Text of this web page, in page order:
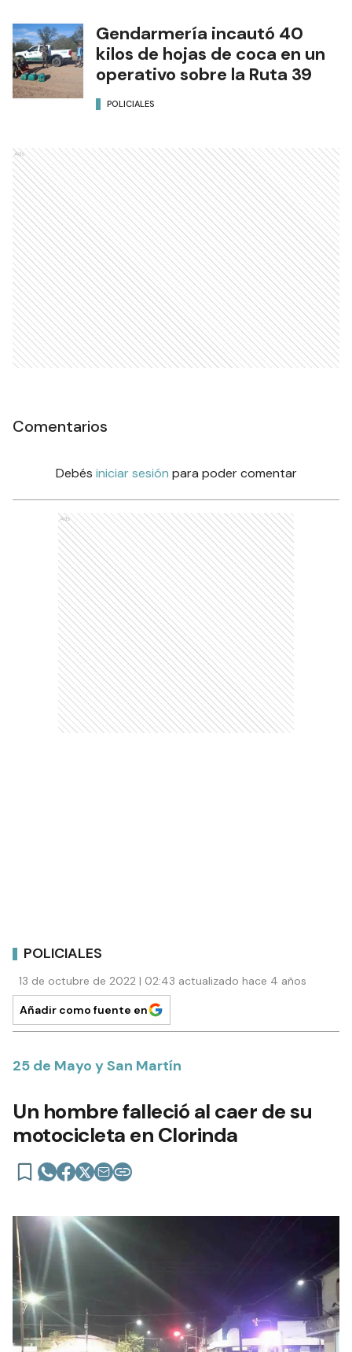
Gendarmería incautó 40
kilos de hojas de coca en un
operativo sobre la Ruta 39
POLICIALES
Ads
Comentarios
Debés iniciar sesión para poder comentar
Ads
POLICIALES
13 de octubre de 2022 | 02:43 actualizado hace 4 años
Añadir como fuente en
25 de Mayo y San Martín
Un hombre falleció al caer de su
motocicleta en Clorinda